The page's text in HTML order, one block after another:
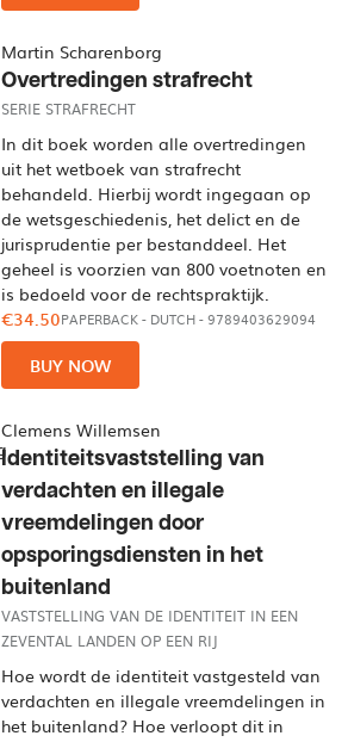
Martin Scharenborg
Overtredingen strafrecht
SERIE STRAFRECHT
In dit boek worden alle overtredingen
uit het wetboek van strafrecht
behandeld. Hierbij wordt ingegaan op
de wetsgeschiedenis, het delict en de
jurisprudentie per bestanddeel. Het
geheel is voorzien van 800 voetnoten en
is bedoeld voor de rechtspraktijk.
€34.50PAPERBACK- DUTCH- 9789403629094
BUY NOW
Clemens Willemsen
Identiteitsvaststelling van
verdachten en illegale
vreemdelingen door
opsporingsdiensten in het
buitenland
VASTSTELLING VAN DE IDENTITEIT IN EEN
ZEVENTAL LANDEN OP EEN RIJ
Hoe wordt de identiteit vastgesteld van
verdachten en illegale vreemdelingen in
het buitenland? Hoe verloopt dit in